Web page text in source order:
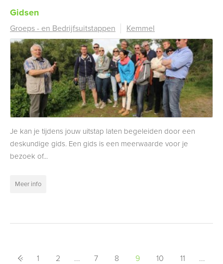
Gidsen
Groeps - en Bedrijfsuitstappen Kemmel
Je kan je tijdens jouw uitstap laten begeleiden door een
deskundige gids. Een gids is een meerwaarde voor je
bezoek of...
Meer info
< Vorige
1 2 ... 7 8 9 10 11
...